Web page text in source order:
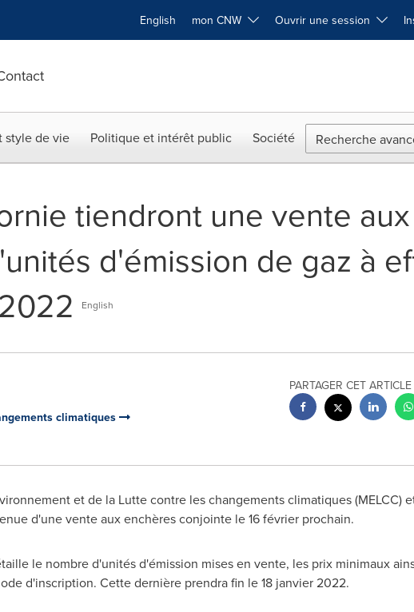
English mon CNW Ouvrir une session
style de vie Politique et intérêt public Société Recherche
tiendront une vente aux
d'émission de gaz à
English
climatiques
PARTAGER CET ARTICLE
et de la Lutte contre les changements climatiques (MELCC)
d'une vente aux enchères conjointe le 16 février prochain.
le nombre d'unités d'émission mises en vente, les prix minimaux
d'inscription. Cette dernière prendra fin le 18 janvier 2022.